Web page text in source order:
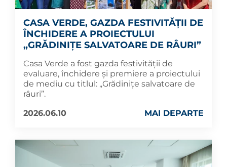
CASA VERDE, GAZDA FESTIVITĂȚII DE
ÎNCHIDERE A PROIECTULUI
„GRĂDINIȚE SALVATOARE DE RÂURI”
Casa Verde a fost gazda festivității de
evaluare, închidere și premiere a proiectului
de mediu cu titlul: „Grădinițe salvatoare de
râuri”.
2026.06.10
MAI DEPARTE